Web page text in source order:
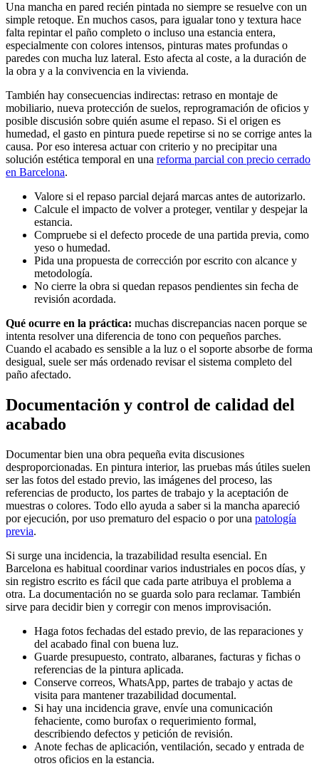
Una mancha en pared recién pintada no siempre se resuelve con un
simple retoque. En muchos casos, para igualar tono y textura hace
falta repintar el paño completo o incluso una estancia entera,
especialmente con colores intensos, pinturas mates profundas o
paredes con mucha luz lateral. Esto afecta al coste, a la duración de
la obra y a la convivencia en la vivienda.
También hay consecuencias indirectas: retraso en montaje de
mobiliario, nueva protección de suelos, reprogramación de oficios y
posible discusión sobre quién asume el repaso. Si el origen es
humedad, el gasto en pintura puede repetirse si no se corrige antes la
causa. Por eso interesa actuar con criterio y no precipitar una
solución estética temporal en una reforma parcial con precio cerrado
en Barcelona.
Valore si el repaso parcial dejará marcas antes de autorizarlo.
Calcule el impacto de volver a proteger, ventilar y despejar la
estancia.
Compruebe si el defecto procede de una partida previa, como
yeso o humedad.
Pida una propuesta de corrección por escrito con alcance y
metodología.
No cierre la obra si quedan repasos pendientes sin fecha de
revisión acordada.
Qué ocurre en la práctica: muchas discrepancias nacen porque se
intenta resolver una diferencia de tono con pequeños parches.
Cuando el acabado es sensible a la luz o el soporte absorbe de forma
desigual, suele ser más ordenado revisar el sistema completo del
paño afectado.
Documentación y control de calidad del
acabado
Documentar bien una obra pequeña evita discusiones
desproporcionadas. En pintura interior, las pruebas más útiles suelen
ser las fotos del estado previo, las imágenes del proceso, las
referencias de producto, los partes de trabajo y la aceptación de
muestras o colores. Todo ello ayuda a saber si la mancha apareció
por ejecución, por uso prematuro del espacio o por una patología
previa.
Si surge una incidencia, la trazabilidad resulta esencial. En
Barcelona es habitual coordinar varios industriales en pocos días, y
sin registro escrito es fácil que cada parte atribuya el problema a
otra. La documentación no se guarda solo para reclamar. También
sirve para decidir bien y corregir con menos improvisación.
Haga fotos fechadas del estado previo, de las reparaciones y
del acabado final con buena luz.
Guarde presupuesto, contrato, albaranes, facturas y fichas o
referencias de la pintura aplicada.
Conserve correos, WhatsApp, partes de trabajo y actas de
visita para mantener trazabilidad documental.
Si hay una incidencia grave, envíe una comunicación
fehaciente, como burofax o requerimiento formal,
describiendo defectos y petición de revisión.
Anote fechas de aplicación, ventilación, secado y entrada de
otros oficios en la estancia.